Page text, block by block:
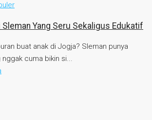
Sleman Yang Seru Sekaligus Edukatif
buat anak di Jogja? Sleman punya
nggak cuma bikin si...